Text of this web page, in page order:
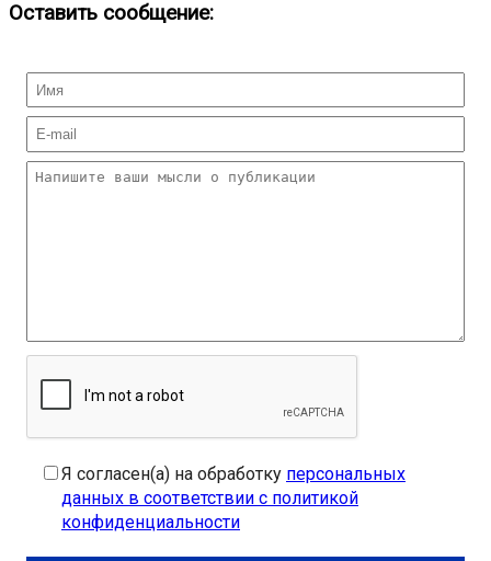
Оставить сообщение:
Я согласен(а) на обработку персональных
данных в соответствии с политикой
конфиденциальности